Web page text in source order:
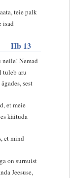
teie palk
isad
Hb 13
Nemad
tuleb aru
sest
et meie
käituda
et mind
on surnuist
Jeesuse,